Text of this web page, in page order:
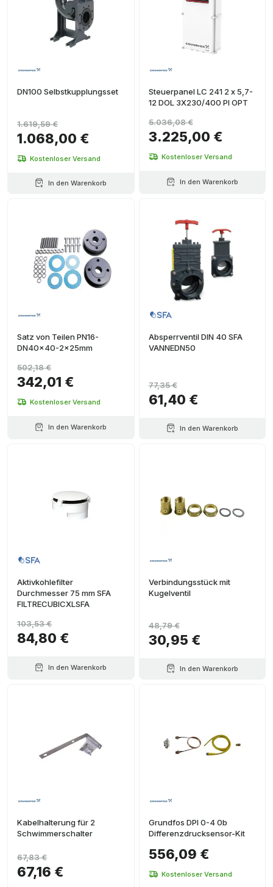
DN100 Selbstkupplungsset
1.068,00 €
1.619,59 €
Kostenloser Versand
In den Warenkorb
Steuerpanel LC 241 2 x 5,7-
12 DOL 3X230/400 PI OPT
3.225,00 €
5.036,08 €
Kostenloser Versand
In den Warenkorb
Satz von Teilen PN16-
DN40x40-2x25mm
342,01 €
502,18 €
Kostenloser Versand
In den Warenkorb
Absperrventil DIN 40 SFA
VANNEDN50
61,40 €
77,35 €
In den Warenkorb
Aktivkohlefilter
Durchmesser 75 mm SFA
FILTRECUBICXLSFA
84,80 €
103,53 €
In den Warenkorb
Verbindungsstück mit
Kugelventil
30,95 €
48,79 €
In den Warenkorb
Kabelhalterung für 2
Schwimmerschalter
67,16 €
67,83 €
Grundfos DPI 0-4 0b
Differenzdrucksensor-Kit
556,09 €
Kostenloser Versand